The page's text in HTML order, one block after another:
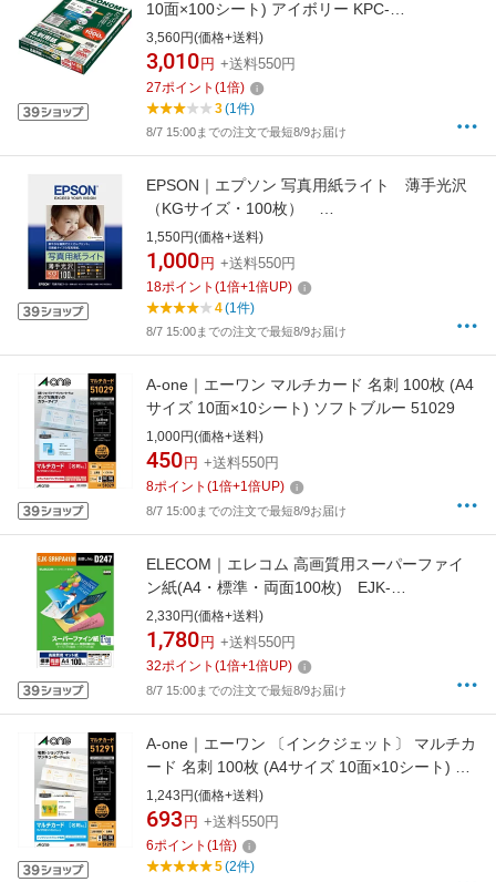
10面×100シート) アイボリー KPC-
VE15LY[KPCVE15LY]
3,560円(価格+送料)
3,010 円 +送料550円
27ポイント (1倍)
3(1件)
8/7 15:00までの注文で最短8/9お届け
EPSON｜エプソン 写真用紙ライト 薄手光沢
（KGサイズ・100枚）
KKG100SLU[KKG100SLU]
1,550円(価格+送料)
1,000 円 +送料550円
18ポイント (1倍+1倍UP)
4(1件)
8/7 15:00までの注文で最短8/9お届け
A-one｜エーワン マルチカード 名刺 100枚 (A4
サイズ 10面×10シート) ソフトブルー 51029
1,000円(価格+送料)
450 円 +送料550円
8ポイント (1倍+1倍UP)
8/7 15:00までの注文で最短8/9お届け
ELECOM｜エレコム 高画質用スーパーファイ
ン紙(A4・標準・両面100枚) EJK-
SRHPA4100[EJKSRHPA4100]
2,330円(価格+送料)
1,780 円 +送料550円
32ポイント (1倍+1倍UP)
8/7 15:00までの注文で最短8/9お届け
A-one｜エーワン 〔インクジェット〕 マルチカ
ード 名刺 100枚 (A4サイズ 10面×10シート) 白
無地 51291
1,243円(価格+送料)
693 円 +送料550円
6ポイント (1倍)
5(2件)